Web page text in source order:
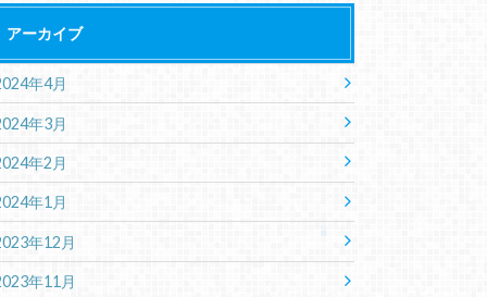
アーカイブ
年4月
年3月
年2月
年1月
年12月
年11月